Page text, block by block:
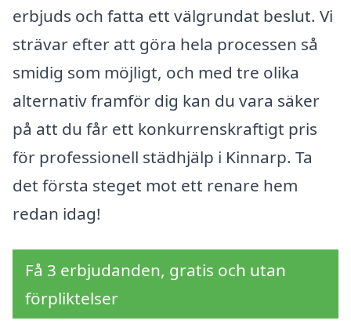
erbjuds och fatta ett välgrundat beslut. Vi
strävar efter att göra hela processen så
smidig som möjligt, och med tre olika
alternativ framför dig kan du vara säker
på att du får ett konkurrenskraftigt pris
för professionell städhjälp i Kinnarp. Ta
det första steget mot ett renare hem
redan idag!
Få 3 erbjudanden, gratis och utan
förpliktelser